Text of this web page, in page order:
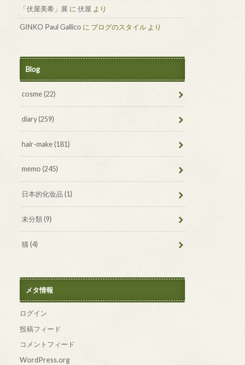
「伏屋美希」展 に 伏屋 より
GINKO Paul Gallico に ブログのスタイル より
Blog
cosme(22)
diary(259)
hair-make(181)
memo(245)
日本的化妆品(1)
未分類(9)
猫(4)
メタ情報
ログイン
投稿フィード
コメントフィード
WordPress.org